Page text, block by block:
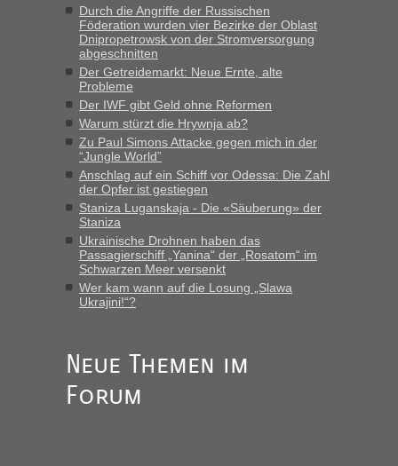
Strecke fahren wir nicht"
inBerichte und Reisetipps • Re: Mit dem Zug in
die Ukraine
„Man sollte aber explizit dazu schreiben, daß es ein Zug von
LeoExpress ist - und nur auf deren Webseite kann man die
Fahrkarten kaufen. Zumindest ist es die erste Umsteigefreie
Verbindung von Deutschland...“
Recht, Visa und Dokumente • Re: Deklaration
gebrauchter Kleidung beim Zoll
„Vielen Dank, mit einem Briefchen meiner Frau im Gepäck
gab es keine Probleme“
fast 11 Milliarden aufgedeckt
„Am besten wäre natürlich, wenn die Frau mit dabei ist.
Alleinreisende Männer stehen schließlich immer unter
Durch die Angriffe der Russischen
Föderation wurden vier Bezirke der Oblast
Dnipropetrowsk von der Stromversorgung
abgeschnitten
Der Getreidemarkt: Neue Ernte, alte
Probleme
Der IWF gibt Geld ohne Reformen
Warum stürzt die Hrywnja ab?
Zu Paul Simons Attacke gegen mich in der
“Jungle World”
Anschlag auf ein Schiff vor Odessa: Die Zahl
der Opfer ist gestiegen
Staniza Luganskaja - Die «Säuberung» der
Staniza
Ukrainische Drohnen haben das
Passagierschiff „Yanina“ der „Rosatom“ im
Schwarzen Meer versenkt
Wer kam wann auf die Losung „Slawa
Ukrajini!“?
Neue Themen im
Forum